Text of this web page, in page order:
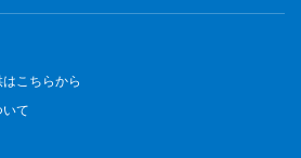
こちらから
て